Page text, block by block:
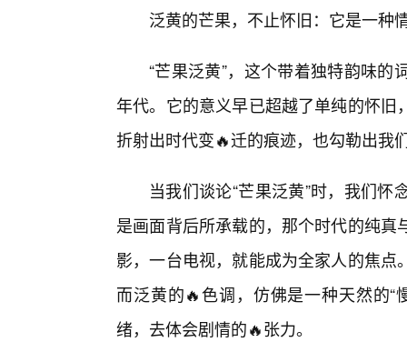
泛黄的芒果，不止怀旧：它是一种
“芒果泛黄”，这个带着独特韵味
年代。它的意义早已超越了单纯的怀
折射出时代变🔥迁的痕迹，也勾勒出我
当我们谈论“芒果泛黄”时，我们
是画面背后所承载的，那个时代的纯
影，一台电视，就能成为全家人的焦
而泛黄的🔥色调，仿佛是一种天然的
绪，去体会剧情的🔥张力。